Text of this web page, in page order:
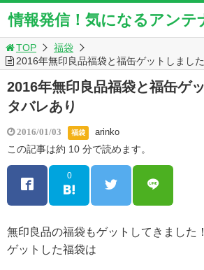
情報発信！気になるアンテ
TOP
福袋
2016年無印良品福袋と福缶ゲットしまし
2016年無印良品福袋と福缶ゲ
タバレあり
2016/01/03 福袋 arinko
この記事は約 10 分で読めます。
0
無印良品の福袋もゲットしてきました！
ゲットした福袋は